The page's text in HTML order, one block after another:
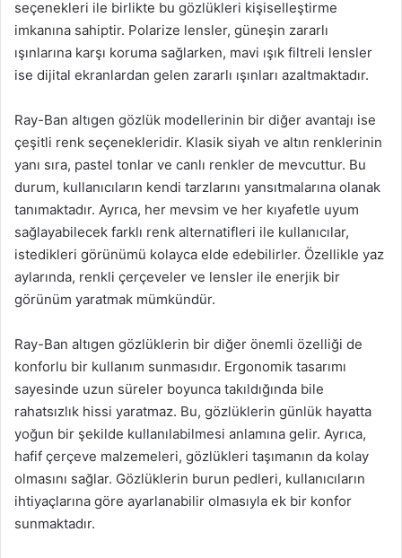
seçenekleri ile birlikte bu gözlükleri kişiselleştirme
imkanına sahiptir. Polarize lensler, güneşin zararlı
ışınlarına karşı koruma sağlarken, mavi ışık filtreli lensler
ise dijital ekranlardan gelen zararlı ışınları azaltmaktadır.
Ray-Ban altıgen gözlük modellerinin bir diğer avantajı ise
çeşitli renk seçenekleridir. Klasik siyah ve altın renklerinin
yanı sıra, pastel tonlar ve canlı renkler de mevcuttur. Bu
durum, kullanıcıların kendi tarzlarını yansıtmalarına olanak
tanımaktadır. Ayrıca, her mevsim ve her kıyafetle uyum
sağlayabilecek farklı renk alternatifleri ile kullanıcılar,
istedikleri görünümü kolayca elde edebilirler. Özellikle yaz
aylarında, renkli çerçeveler ve lensler ile enerjik bir
görünüm yaratmak mümkündür.
Ray-Ban altıgen gözlüklerin bir diğer önemli özelliği de
konforlu bir kullanım sunmasıdır. Ergonomik tasarımı
sayesinde uzun süreler boyunca takıldığında bile
rahatsızlık hissi yaratmaz. Bu, gözlüklerin günlük hayatta
yoğun bir şekilde kullanılabilmesi anlamına gelir. Ayrıca,
hafif çerçeve malzemeleri, gözlükleri taşımanın da kolay
olmasını sağlar. Gözlüklerin burun pedleri, kullanıcıların
ihtiyaçlarına göre ayarlanabilir olmasıyla ek bir konfor
sunmaktadır.